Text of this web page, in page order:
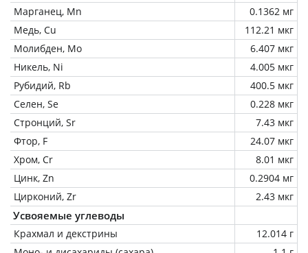
Марганец, Mn
0.1362 мг
Медь, Cu
112.21 мкг
Молибден, Mo
6.407 мкг
Никель, Ni
4.005 мкг
Рубидий, Rb
400.5 мкг
Селен, Se
0.228 мкг
Стронций, Sr
7.43 мкг
Фтор, F
24.07 мкг
Хром, Cr
8.01 мкг
Цинк, Zn
0.2904 мг
Цирконий, Zr
2.43 мкг
Усвояемые углеводы
Крахмал и декстрины
12.014 г